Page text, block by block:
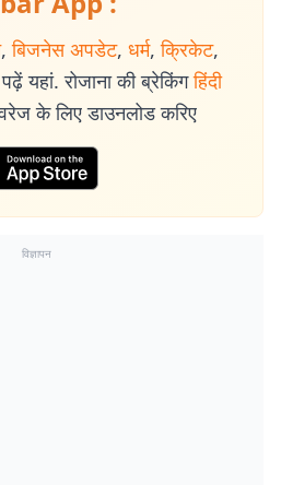
, बिजनेस अपडेट, धर्म, क्रिकेट,
यहां. रोजाना की ब्रेकिंग हिंदी
के लिए डाउनलोड करिए
विज्ञापन